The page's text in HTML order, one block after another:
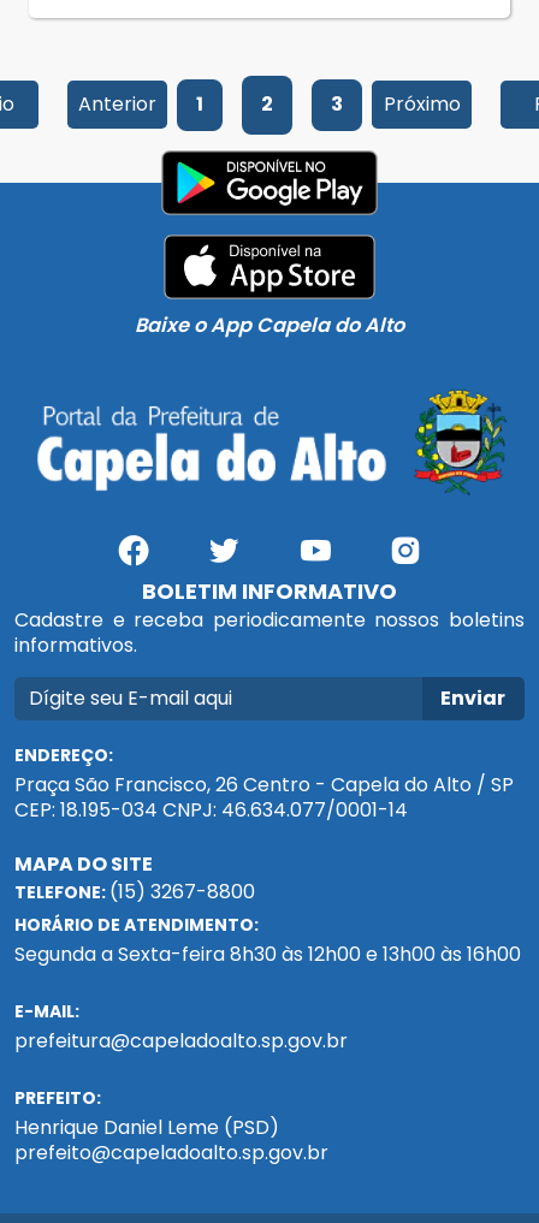
Anterior 1 2 3 Próximo
Baixe o App Capela do Alto
BOLETIM INFORMATIVO
Cadastre e receba periodicamente nossos boletins
informativos.
Enviar
ENDEREÇO:
Praça São Francisco, 26 Centro - Capela do Alto / SP
CEP: 18.195-034 CNPJ: 46.634.077/0001-14
MAPA DO SITE
TELEFONE: (15) 3267-8800
HORÁRIO DE ATENDIMENTO:
Segunda a Sexta-feira 8h30 às 12h00 e 13h00 às 16h00
E-MAIL:
prefeitura@capeladoalto.sp.gov.br
PREFEITO:
Henrique Daniel Leme (PSD)
prefeito@capeladoalto.sp.gov.br